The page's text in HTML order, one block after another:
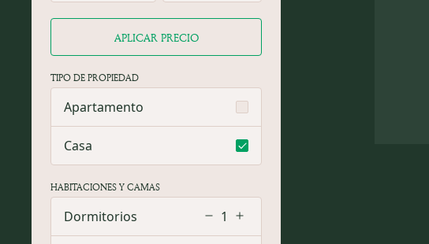
APLICAR PRECIO
TIPO DE PROPIEDAD
Apartamento
Casa
HABITACIONES Y CAMAS
1
Dormitorios